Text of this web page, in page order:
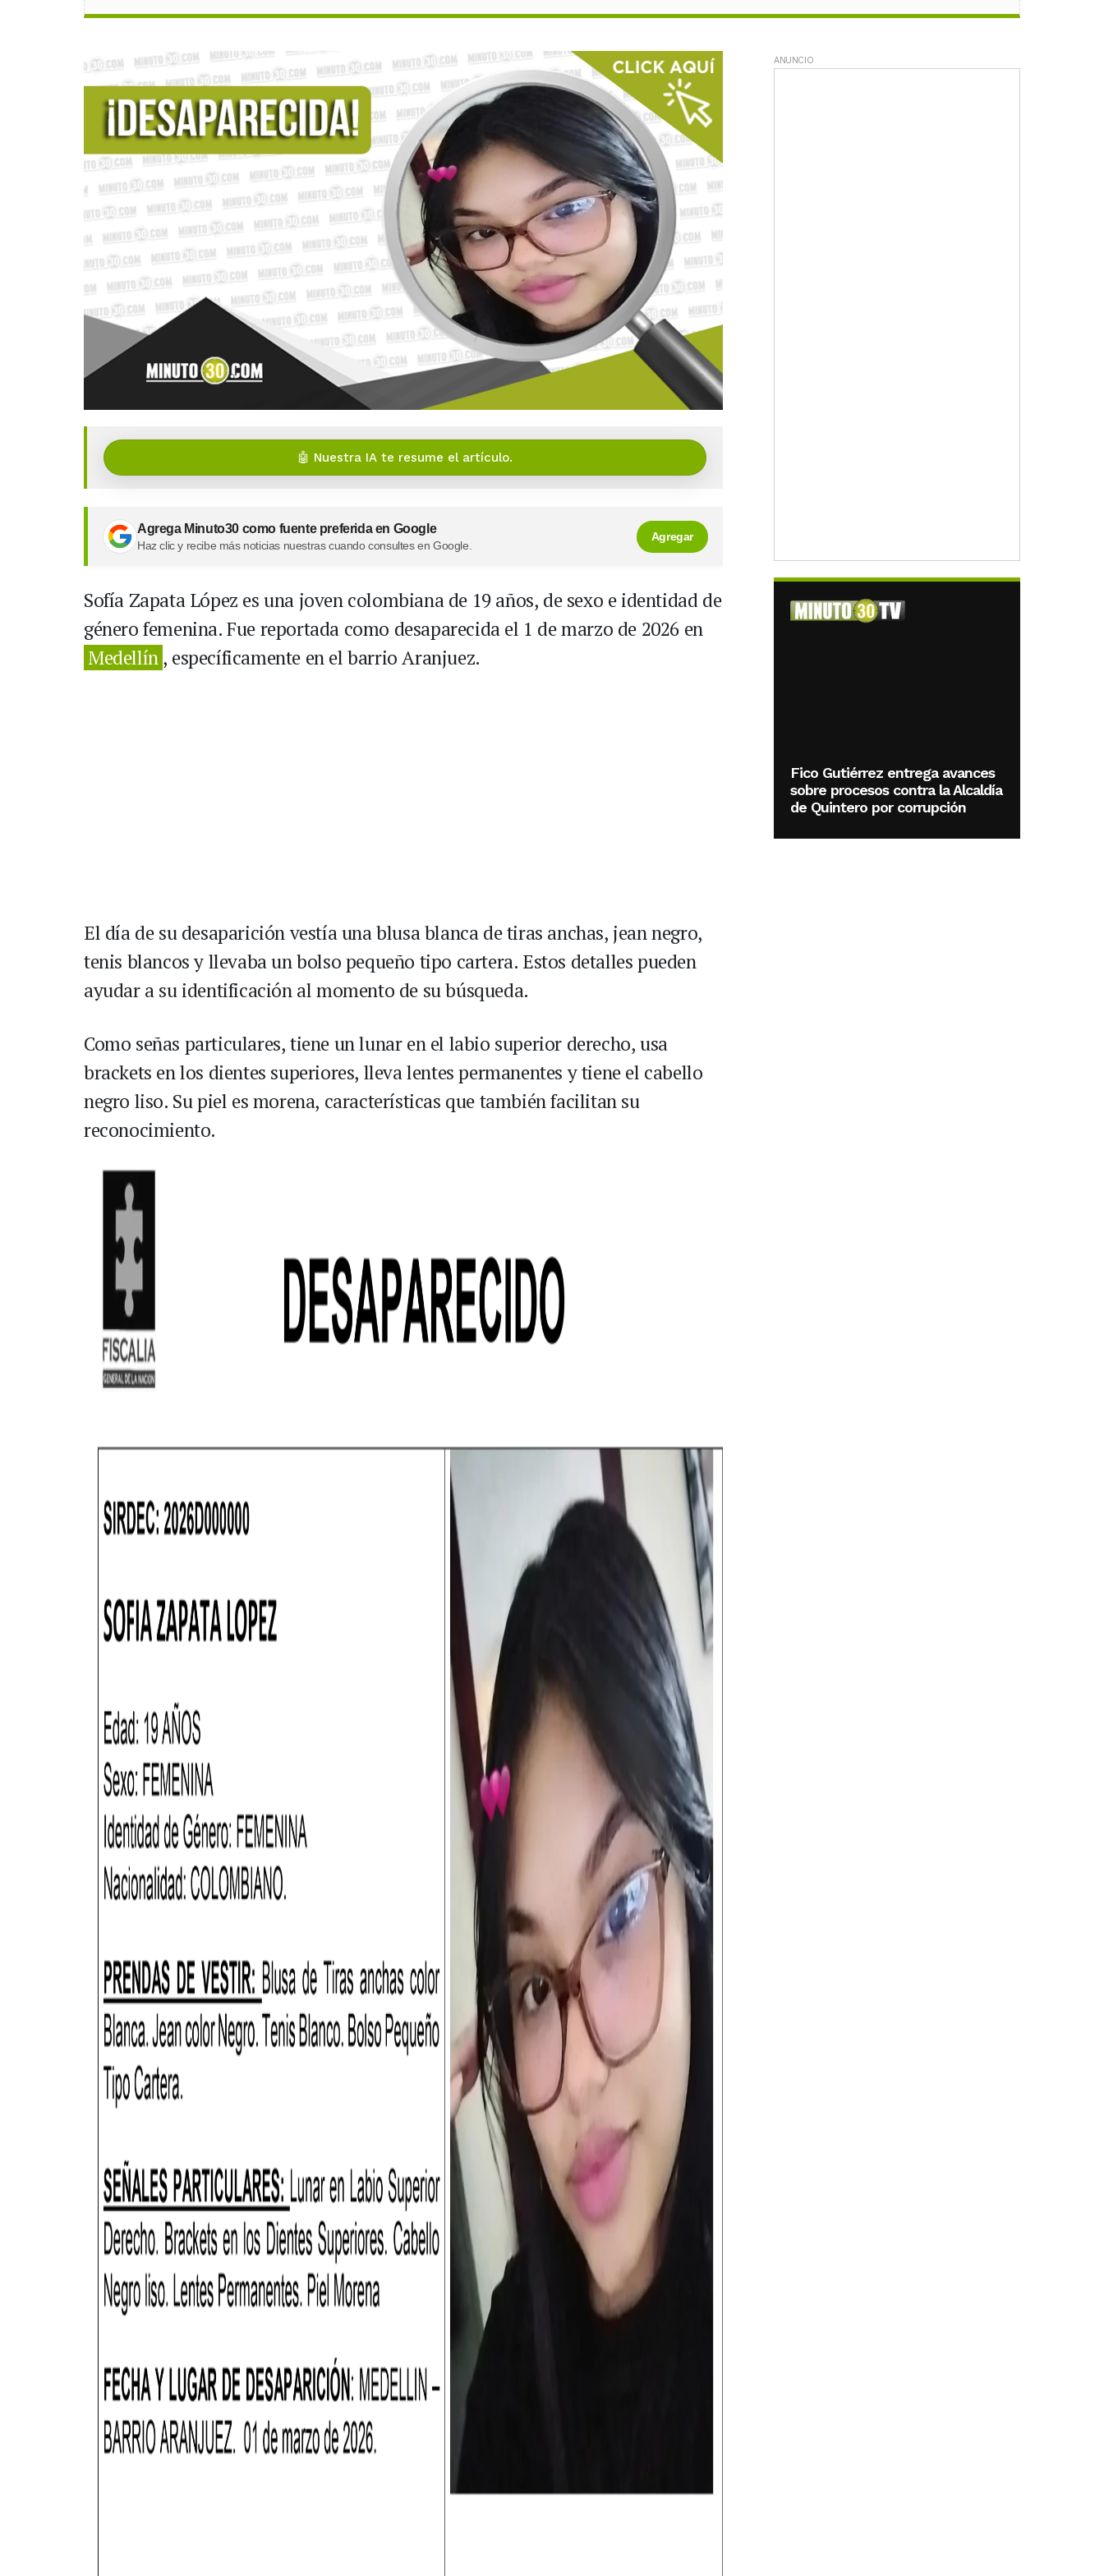
🤖 Nuestra IA te resume el artículo.
Agrega Minuto30 como fuente preferida en Google
Haz clic y recibe más noticias nuestras cuando consultes en Google.
Agregar
Sofía Zapata López es una joven colombiana de 19 años, de sexo e identidad de
género femenina. Fue reportada como desaparecida el 1 de marzo de 2026 en
Medellín, específicamente en el barrio Aranjuez.
El día de su desaparición vestía una blusa blanca de tiras anchas, jean negro,
tenis blancos y llevaba un bolso pequeño tipo cartera. Estos detalles pueden
ayudar a su identificación al momento de su búsqueda.
Como señas particulares, tiene un lunar en el labio superior derecho, usa
brackets en los dientes superiores, lleva lentes permanentes y tiene el cabello
negro liso. Su piel es morena, características que también facilitan su
reconocimiento.
ANUNCIO
Fico Gutiérrez entrega avances
sobre procesos contra la Alcaldía
de Quintero por corrupción